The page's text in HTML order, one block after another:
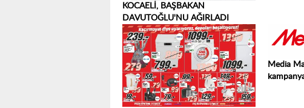
KOCAELİ, BAŞBAKAN
DAVUTOĞLU'NU AĞIRLADI
Media